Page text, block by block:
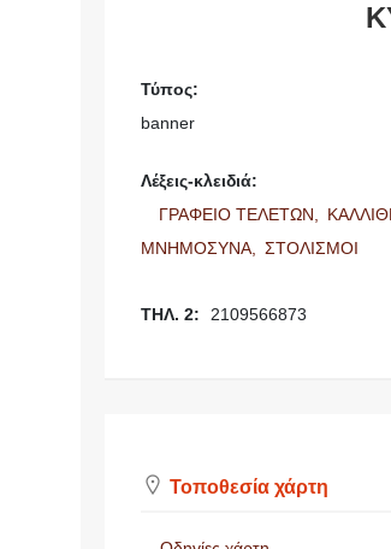
Τύπος:
banner
Λέξεις-κλειδιά:
ΓΡΑΦΕΙΟ ΤΕΛΕΤΩΝ,
ΜΝΗΜΟΣΥΝΑ,
ΣΤΟΛΙΣΜΟΙ
ΤΗΛ. 2: 2109566873
Τοποθεσία χάρτη